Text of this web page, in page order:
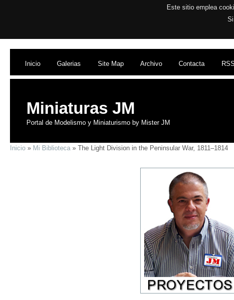
Este sitio emplea
Inicio Galerias Site Map Archivo Contacta RSS
Miniaturas JM
Portal de Modelismo y Miniaturismo by Mister JM
Inicio » Mi Biblioteca » The Light Division in the Peninsular War, 1811–1814